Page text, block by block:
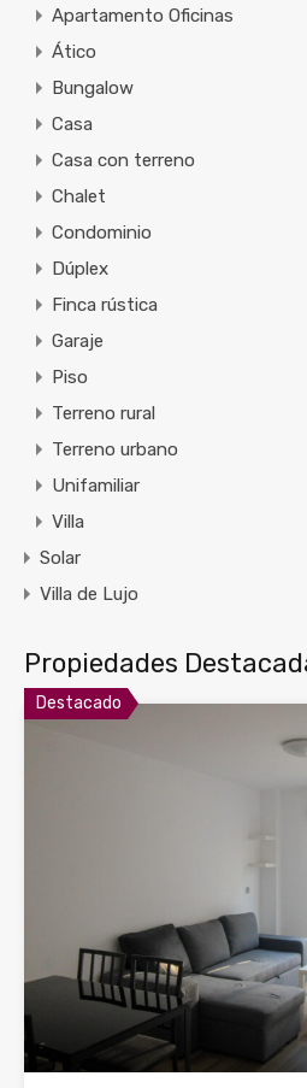
Apartamento Oficinas
Ático
Bungalow
Casa
Casa con terreno
Chalet
Condominio
Dúplex
Finca rústica
Garaje
Piso
Terreno rural
Terreno urbano
Unifamiliar
Villa
Solar
Villa de Lujo
Propiedades
Destacado